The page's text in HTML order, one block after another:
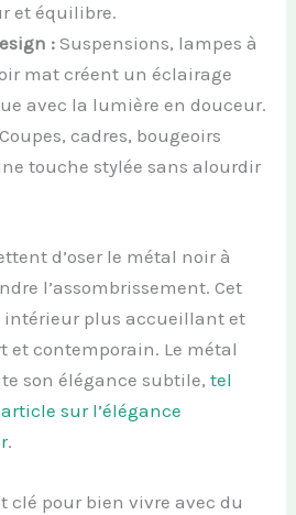
et équilibre.
: Suspensions, lampes à
mat créent un éclairage
avec la lumière en douceur.
Coupes, cadres, bougeoirs
touche stylée sans alourdir
d’oser le métal noir à
l’assombrissement. Cet
intérieur plus accueillant et
et contemporain. Le métal
son élégance subtile, tel
sur l’élégance
.
clé pour bien vivre avec du